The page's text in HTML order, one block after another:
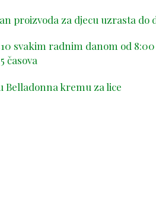
proizvoda za djecu uzrasta do
svakim radnim danom od 8:00
časova
Belladonna kremu za lice